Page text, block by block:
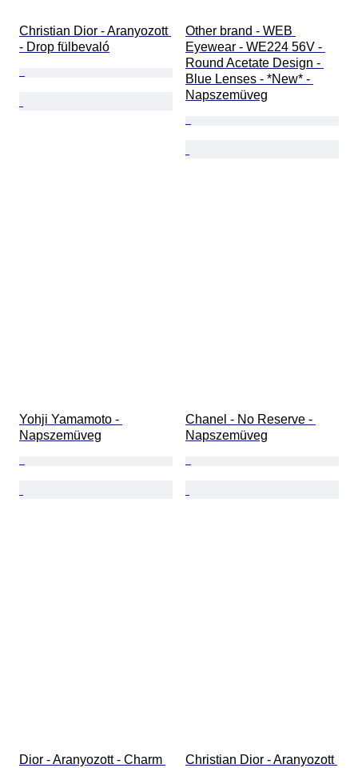
Christian Dior - Aranyozott
- Drop fülbevaló
Other brand - WEB
Eyewear - WE224 56V -
Round Acetate Design -
Blue Lenses - *New* -
Napszemüveg
Yohji Yamamoto -
Napszemüveg
Chanel - No Reserve -
Napszemüveg
Dior - Aranyozott - Charm
Christian Dior - Aranyozott